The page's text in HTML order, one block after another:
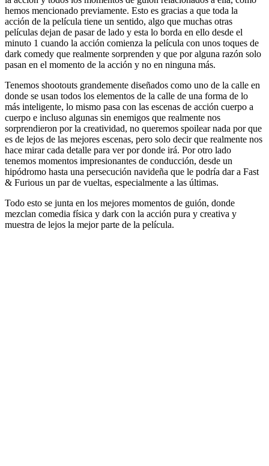
hemos mencionado previamente. Esto es gracias a que toda la
acción de la película tiene un sentido, algo que muchas otras
películas dejan de pasar de lado y esta lo borda en ello desde el
minuto 1 cuando la acción comienza la película con unos toques de
dark comedy que realmente sorprenden y que por alguna razón solo
pasan en el momento de la acción y no en ninguna más.
Tenemos shootouts grandemente diseñados como uno de la calle en
donde se usan todos los elementos de la calle de una forma de lo
más inteligente, lo mismo pasa con las escenas de acción cuerpo a
cuerpo e incluso algunas sin enemigos que realmente nos
sorprendieron por la creatividad, no queremos spoilear nada por que
es de lejos de las mejores escenas, pero solo decir que realmente nos
hace mirar cada detalle para ver por donde irá. Por otro lado
tenemos momentos impresionantes de conducción, desde un
hipódromo hasta una persecución navideña que le podría dar a Fast
& Furious un par de vueltas, especialmente a las últimas.
Todo esto se junta en los mejores momentos de guión, donde
mezclan comedia física y dark con la acción pura y creativa y
muestra de lejos la mejor parte de la película.